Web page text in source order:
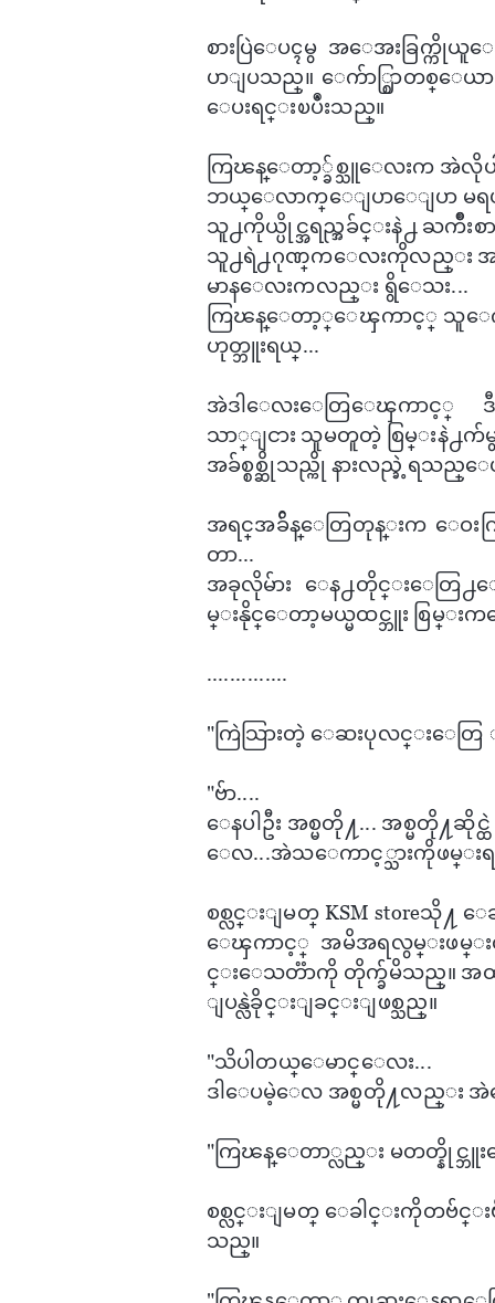
စားပြဲ​ေပၚမွ အ​ေအးခြက္ကို
ပာျပသည္။ ​ေက်ာ္စြာတစ္​ေ
ေပးရင္းၿပဳံးသည္။
ကြၽန္​ေတာ့္ခ်စ္သူ​ေလးက အဲလိုပ
ဘယ္​ေလာက္​ေျပာ​ေျပာ မရပ
သူ႕ကိုယ္ပိုင္အရည္အခ်င္းနဲ႕ ႀကိဳးစား
သူ႕ရဲ႕ဂုဏ္​က​ေလးကိုလည္း အထိ
မာန​​ေလးကလည္း ရွိ​ေသး...
ကြၽန္​ေတာ့္ေၾကာင့္ သူ​ေကာ
ဟုတ္ဘူးရယ္...
အဲဒါ​ေလး​ေတြ​ေၾကာင့္ ဒီက​ေ
သာ္ျငား သူမတူတဲ့ စြမ္းနဲ႕
အခ်စ္စစ္ဆိုသည္ကို နားလည္ခဲ့ရသည္​ေ
အရင္​အခ်ိန္​ေတြတုန္းက ​​ေဝးက
တာ...
အခုလိုမ်ား ​ေန႕တိုင္း​ေတြ႕​
မ္းနိုင္​ေတာ့မယ္မထင္ဘူး စြမ္း
..............
"​ကြဲသြားတဲ့ ​ေဆးပုလင္း​ေတြ
"ဗ်ာ....
ေနပါဦး အစ္မတို႔... အစ္မတို႔
ေလ...အဲသ​ေကာင့္သားကိုဖမ္းရ
စစ္လင္းျမတ္ KSM storeသို႔
ေၾကာင့္ အမိအရလွမ္းဖမ္းလို
င္း​ေသတၱာကို တိုက္ခ်မိသည္။ အထဲမွပု
ျပန္လဲခိုင္းျခင္းျဖစ္သည္။
"သိပါတယ္​ေမာင္​ေလး...
ဒါ​ေပမဲ့​ေလ အစ္မတို႔လည္း အဲ​ေ
"ကြၽန္​ေတာ္လည္း မတတ္နိုင္ဘူ
စစ္လင္းျမတ္ ​​ေခါင္းကိုတဗ်
သည္။